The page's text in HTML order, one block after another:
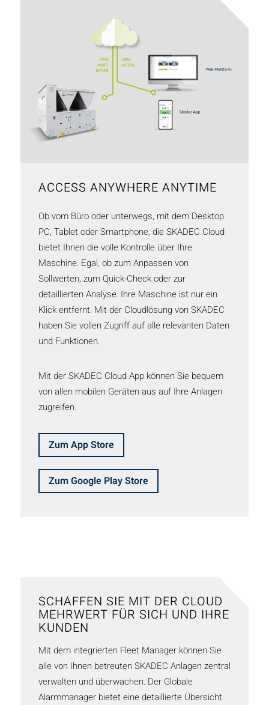
ACCESS ANYWHERE ANYTIME
Ob vom Büro oder unterwegs, mit dem Desktop
PC, Tablet oder Smartphone, die SKADEC Cloud
bietet Ihnen die volle Kontrolle über Ihre
Maschine. Egal, ob zum Anpassen von
Sollwerten, zum Quick-Check oder zur
detaillierten Analyse. Ihre Maschine ist nur ein
Klick entfernt. Mit der Cloudlösung von SKADEC
haben Sie vollen Zugriff auf alle relevanten Daten
und Funktionen.
Mit der SKADEC Cloud App können Sie bequem
von allen mobilen Geräten aus auf Ihre Anlagen
zugreifen.
Zum App Store
Zum Google Play Store
SCHAFFEN SIE MIT DER CLOUD
MEHRWERT FÜR SICH UND IHRE
KUNDEN
Mit dem integrierten Fleet Manager können Sie
alle von Ihnen betreuten SKADEC Anlagen zentral
verwalten und überwachen. Der Globale
Alarmmanager bietet eine detaillierte Übersicht